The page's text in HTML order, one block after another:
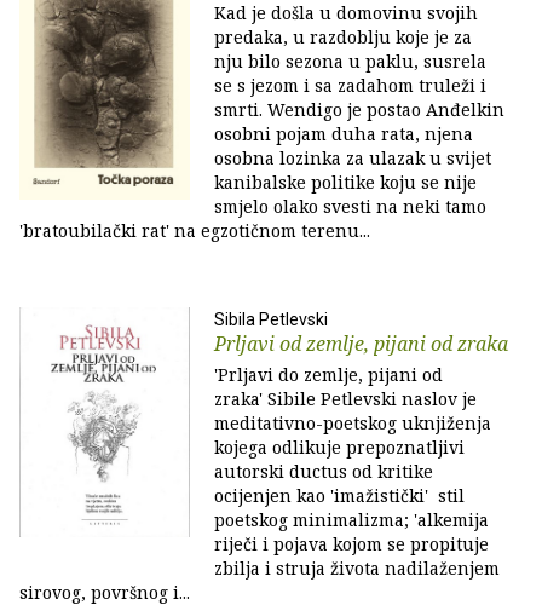
Kad je došla u domovinu svojih
predaka, u razdoblju koje je za
nju bilo sezona u paklu, susrela
se s jezom i sa zadahom truleži i
smrti. Wendigo je postao Anđelkin
osobni pojam duha rata, njena
osobna lozinka za ulazak u svijet
kanibalske politike koju se nije
smjelo olako svesti na neki tamo
'bratoubilački rat' na egzotičnom terenu...
Sibila Petlevski
Prljavi od zemlje, pijani od zraka
'Prljavi do zemlje, pijani od
zraka' Sibile Petlevski naslov je
meditativno-poetskog uknjiženja
kojega odlikuje prepoznatljivi
autorski ductus od kritike
ocijenjen kao 'imažistički' stil
poetskog minimalizma; 'alkemija
riječi i pojava kojom se propituje
zbilja i struja života nadilaženjem
sirovog, površnog i...